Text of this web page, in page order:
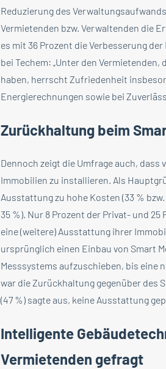
Reduzierung des
Vermietenden bzw. Verwaltenden die
es mit 36 Prozent die Verbesserung
bei Techem: „Unter den
haben, herrscht Zufriedenheit
Energierechnungen sowie bei
Zurückhaltung beim
Dennoch zeigt die Umfrage auch,
Immobilien zu installieren. Als
Ausstattung zu hohe Kosten (33 %
35 %). Nur 8 Prozent der Privat- und
eine (weitere) Ausstattung ihrer
ursprünglich einen Einbau von Smart
Messsystems aufzuschieben, bis eine
war die Zurückhaltung gegenüber des
(47 %) sagte aus, keine Ausstattung
Intelligente
Vermietenden gefragt